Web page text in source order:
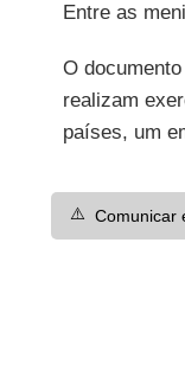
Entre as
O
realizam
países, um
⚠️ Comunicar